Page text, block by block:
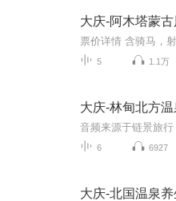
大庆-阿木塔蒙古
5 1.1万
大庆-林甸北方
6 6927
大庆-北国温泉